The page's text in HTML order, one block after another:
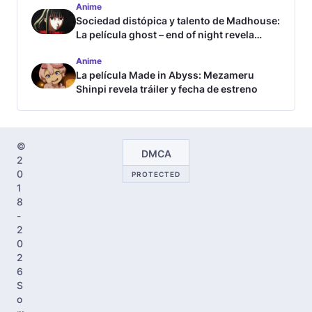
Anime
Sociedad distópica y talento de Madhouse:
La película ghost – end of night revela
Anime
La película Made in Abyss: Mezameru
Shinpi revela tráiler y fecha de estreno
©
2
0
1
8
-
2
0
2
6
S
o
DMCA
PROTECTED